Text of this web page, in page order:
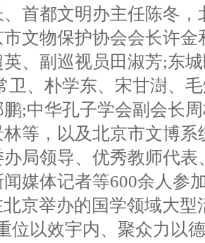
首都文明办主任陈冬
文物保护协会会长许
、副巡视员田淑芳;东
卫、朴学东、宋甘澍、
;中华孔子学会副会长
等，以及北京市文博
办局领导、优秀教师代
媒体记者等600余人参
京举办的国学领域大型
位以效宇内、聚众力以